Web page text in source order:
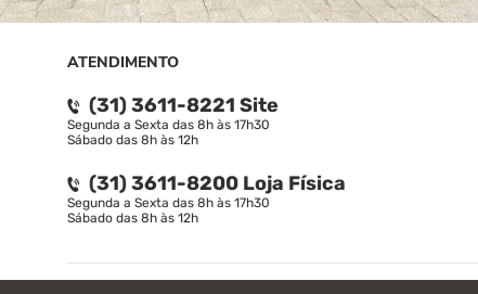
ATENDIMENTO
(31) 3611-8221 Site
Segunda a Sexta das 8h às 17h30
Sábado das 8h às 12h
(31) 3611-8200 Loja Física
Segunda a Sexta das 8h às 17h30
Sábado das 8h às 12h